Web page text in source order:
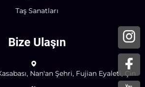
Taş Sanatları
Bize Ulaşın
Nan'an Şehri, Fujian Eyaleti, Çin